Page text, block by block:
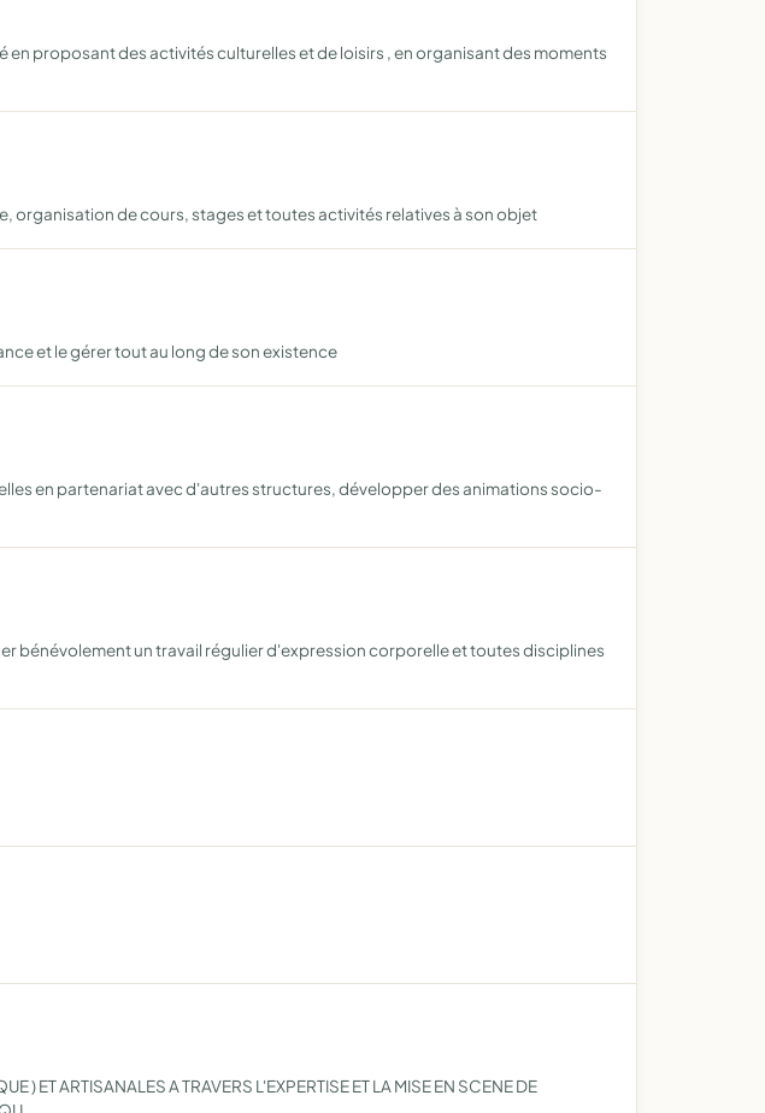
proposant des activités culturelles et de loisirs , en organisant des moments
organisation de cours, stages et toutes activités relatives à son objet
et le gérer tout au long de son existence
en partenariat avec d'autres structures, développer des animations socio-
bénévolement un travail régulier d'expression corporelle et toutes disciplines
) ET ARTISANALES A TRAVERS L'EXPERTISE ET LA MISE EN SCENE DE